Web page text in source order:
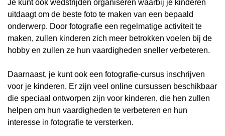
Je kunt ook wedstrijden organiseren waarbij je kinderen
uitdaagt om de beste foto te maken van een bepaald
onderwerp. Door fotografie een regelmatige activiteit te
maken, zullen kinderen zich meer betrokken voelen bij de
hobby en zullen ze hun vaardigheden sneller verbeteren.
Daarnaast, je kunt ook een fotografie-cursus inschrijven
voor je kinderen. Er zijn veel online cursussen beschikbaar
die speciaal ontworpen zijn voor kinderen, die hen zullen
helpen om hun vaardigheden te verbeteren en hun
interesse in fotografie te versterken.